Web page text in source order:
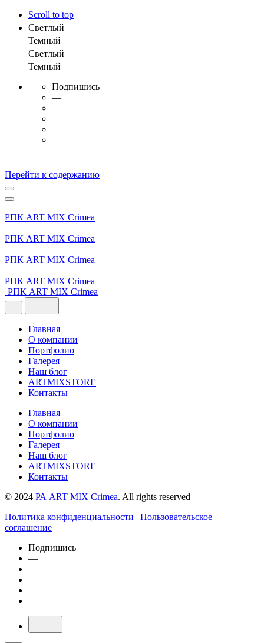
Scroll to top
Светлый
Темный
Светлый
Темный
Подпишись
—
Перейти к содержанию
РПК ART MIX Crimea
РПК ART MIX Crimea
РПК ART MIX Crimea
РПК ART MIX Crimea
РПК ART MIX Crimea
Главная
О компании
Портфолио
Галерея
Наш блог
ARTMIXSTORE
Контакты
Главная
О компании
Портфолио
Галерея
Наш блог
ARTMIXSTORE
Контакты
© 2024 РА ART MIX Crimea. All rights reserved
Политика конфиденциальности | Пользовательское
соглашение
Подпишись
—